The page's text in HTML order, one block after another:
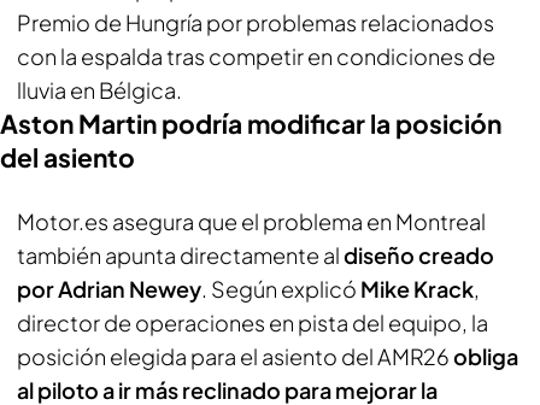
Premio de Hungría por problemas relacionados
con la espalda tras competir en condiciones de
lluvia en Bélgica.
Aston Martin podría modificar la posición
del asiento
Motor.es asegura que el problema en Montreal
también apunta directamente aldiseño creado
por Adrian Newey. Según explicó Mike Krack,
director de operaciones en pista del equipo, la
posición elegida para el asiento del AMR26obliga
al piloto a ir más reclinado para mejorar la